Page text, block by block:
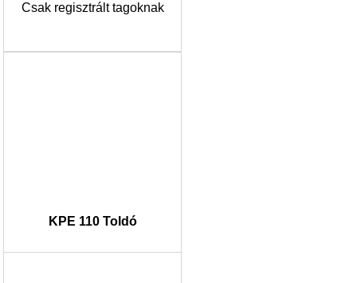
Csak regisztrált tagoknak
KPE 110 Toldó